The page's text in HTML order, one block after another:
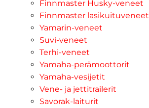
Finnmaster Husky-veneet
Finnmaster lasikuituveneet
Yamarin-veneet
Suvi-veneet
Terhi-veneet
Yamaha-perämoottorit
Yamaha-vesijetit
Vene- ja jettitrailerit
Savorak-laiturit